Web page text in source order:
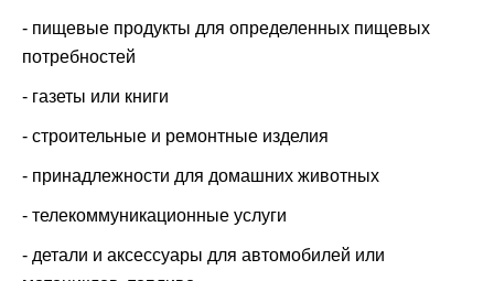
- пищевые продукты для определенных пищевых
потребностей
- газеты или книги
- строительные и ремонтные изделия
- принадлежности для домашних животных
- телекоммуникационные услуги
- детали и аксессуары для автомобилей или